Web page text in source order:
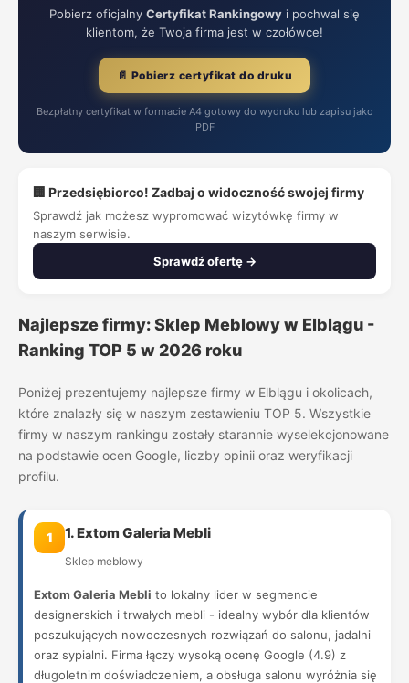
Pobierz oficjalny Certyfikat Rankingowy i pochwal się
klientom, że Twoja firma jest w czołówce!
📄 Pobierz certyfikat do druku
Bezpłatny certyfikat w formacie A4 gotowy do wydruku lub zapisu jako
PDF
🏢 Przedsiębiorco! Zadbaj o widoczność swojej firmy
Sprawdź jak możesz wypromować wizytówkę firmy w
naszym serwisie.
Sprawdź ofertę →
Najlepsze firmy: Sklep Meblowy w Elblągu -
Ranking TOP 5 w 2026 roku
Poniżej prezentujemy najlepsze firmy w Elblągu i okolicach,
które znalazły się w naszym zestawieniu TOP 5. Wszystkie
firmy w naszym rankingu zostały starannie wyselekcjonowane
na podstawie ocen Google, liczby opinii oraz weryfikacji
profilu.
1 1. Extom Galeria Mebli
Sklep meblowy
Extom Galeria Mebli to lokalny lider w segmencie
designerskich i trwałych mebli - idealny wybór dla klientów
poszukujących nowoczesnych rozwiązań do salonu, jadalni
oraz sypialni. Firma łączy wysoką ocenę Google (4.9) z
długoletnim doświadczeniem, a obsługa salonu wyróżnia się